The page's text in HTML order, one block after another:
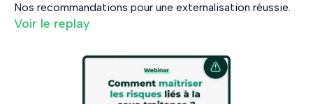
Nos recommandations pour une externalisation réussie.
Voir le replay